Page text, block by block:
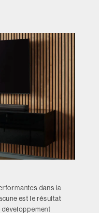
dans la
est le résultat
développement